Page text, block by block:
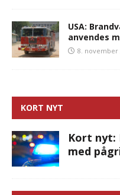
USA:
anvendes
8. november
KORT NYT
Kort nyt:
med